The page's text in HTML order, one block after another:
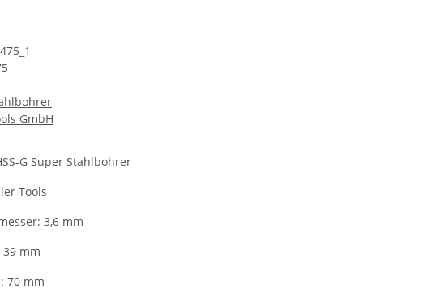
GmbH
G Super Stahlbohrer
Tools
3,6 mm
39 mm
70 mm